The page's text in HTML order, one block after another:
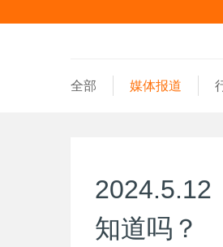
全部 媒体报道
2024.5.12
知道吗？